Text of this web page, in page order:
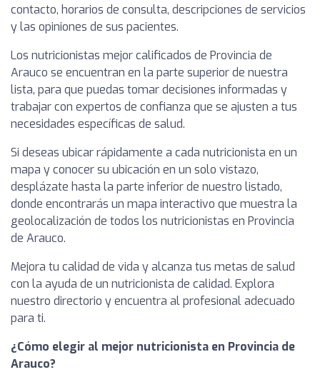
contacto, horarios de consulta, descripciones de servicios
y las opiniones de sus pacientes.
Los nutricionistas mejor calificados de Provincia de
Arauco se encuentran en la parte superior de nuestra
lista, para que puedas tomar decisiones informadas y
trabajar con expertos de confianza que se ajusten a tus
necesidades específicas de salud.
Si deseas ubicar rápidamente a cada nutricionista en un
mapa y conocer su ubicación en un solo vistazo,
desplázate hasta la parte inferior de nuestro listado,
donde encontrarás un mapa interactivo que muestra la
geolocalización de todos los nutricionistas en Provincia
de Arauco.
Mejora tu calidad de vida y alcanza tus metas de salud
con la ayuda de un nutricionista de calidad. Explora
nuestro directorio y encuentra al profesional adecuado
para ti.
¿Cómo elegir al mejor nutricionista en Provincia de
Arauco?